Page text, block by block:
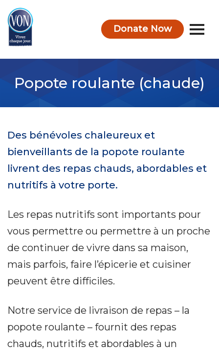
Donate Now
Popote roulante (chaude)
Des bénévoles chaleureux et
bienveillants de la popote roulante
livrent des repas chauds, abordables et
nutritifs à votre porte.
Les repas nutritifs sont importants pour
vous permettre ou permettre à un proche
de continuer de vivre dans sa maison,
mais parfois, faire l’épicerie et cuisiner
peuvent être difficiles.
Notre service de livraison de repas – la
popote roulante – fournit des repas
chauds, nutritifs et abordables à un